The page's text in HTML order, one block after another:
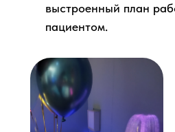
выстроенный план
пациентом.